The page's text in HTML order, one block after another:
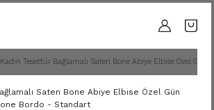
Kadın Tesettür Bağlamalı Saten Bone Abiye Elbise Özel